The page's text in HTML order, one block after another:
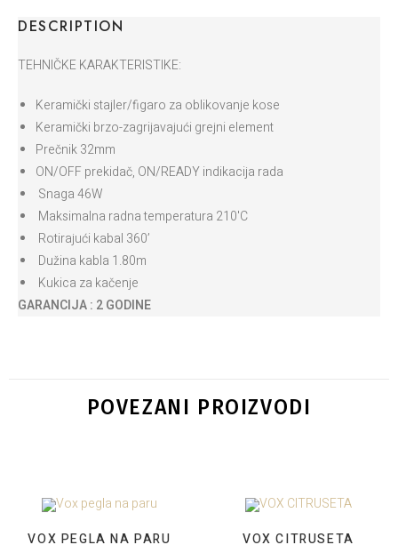
DESCRIPTION
TEHNIČKE KARAKTERISTIKE:
Keramički stajler/figaro za oblikovanje kose
Keramički brzo-zagrijavajući grejni element
Prečnik 32mm
ON/OFF prekidač, ON/READY indikacija rada
Snaga 46W
Maksimalna radna temperatura 210'C
Rotirajući kabal 360’
Dužina kabla 1.80m
Kukica za kačenje
GARANCIJA : 2 GODINE
POVEZANI PROIZVODI
VOX PEGLA NA PARU VOX CITRUSETA